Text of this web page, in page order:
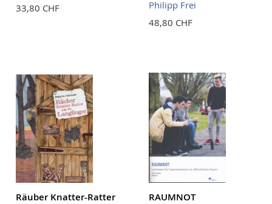
33,80 CHF
Philipp Frei
48,80 CHF
Räuber Knatter-Ratter
RAUMNOT